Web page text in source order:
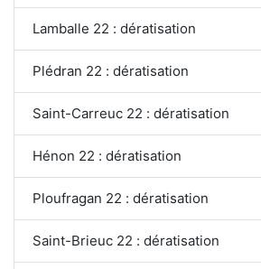
Lamballe 22 : dératisation
Plédran 22 : dératisation
Saint-Carreuc 22 : dératisation
Hénon 22 : dératisation
Ploufragan 22 : dératisation
Saint-Brieuc 22 : dératisation